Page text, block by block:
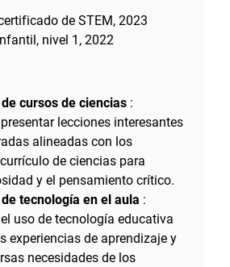
de STEM, 2023
nivel 1, 2022
cursos de ciencias :
lecciones interesantes
alineadas con los
de ciencias para
y el pensamiento crítico.
tecnología en el aula :
uso de tecnología educativa
experiencias de aprendizaje y
necesidades de los